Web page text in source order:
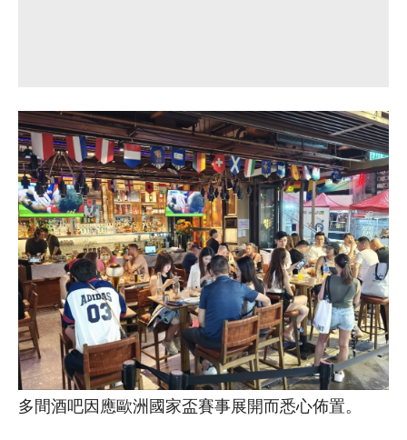
多間酒吧因應歐洲國家盃賽事展開而悉心佈置。